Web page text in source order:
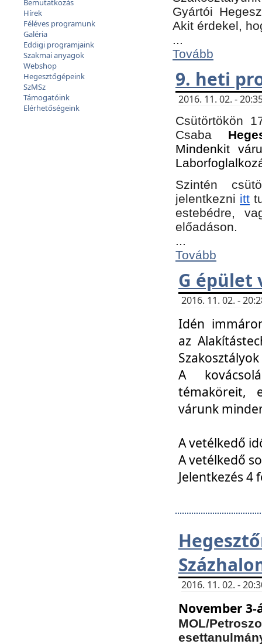
Bemutatkozás
Hírek
Féléves programunk
Galéria
Eddigi programjaink
Szakmai anyagok
Webshop
Hegesztőgépeink
SzMSz
Támogatóink
Elérhetőségeink
Gyártói
Akit érdekel,
...
Tovább
9. heti
2016. 11. 02. -
Csütörtökön
Csaba
Mindenkit
Szintén
jelentkezni itt
estebédre,
előadáson.
...
Tovább
G épület
2016. 11. 02. -
Idén
az
A
témaköreit,
várunk
A vetélkedő
A vetélkedő
Jelentkezés 4
2016. 11. 02. -
November
MOL/